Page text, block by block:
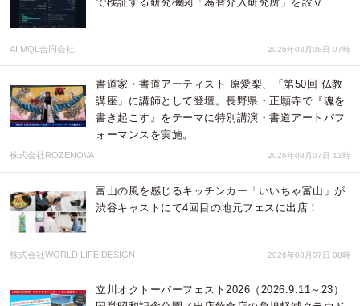
AI MQL合同会社 2026年08月08日 07時
書道家・書道アーティスト 原愛梨、「第50回 仏教
講座」に講師として登壇。長野県・正願寺で『魂を
書き起こす』をテーマに特別講演・書道アートパフ
ォーマンスを実施。
株式会社ROZENOVA 2026年08月07日 11時
富山の風を感じるキッチンカー「いいちゃ富山」が
渋谷キャストにて4回目の地元フェスに出店！
株式会社WORLD LIFE DESIGN 2026年08月07日 08時
立川オクトーバーフェスト2026（2026.9.11～23）